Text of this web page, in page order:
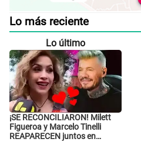
Lo más reciente
Lo último
¡SE RECONCILIARON! Milett
Figueroa y Marcelo Tinelli
REAPARECEN juntos en